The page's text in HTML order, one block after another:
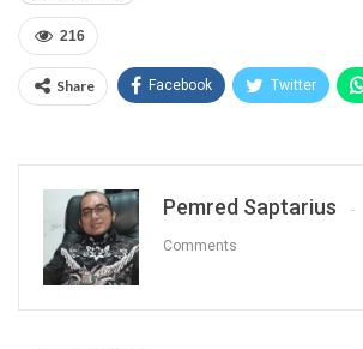
216
Share Facebook Twitter
Pemred Saptarius
Comments